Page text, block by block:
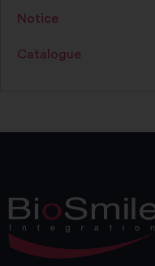
Notice
Catalogue